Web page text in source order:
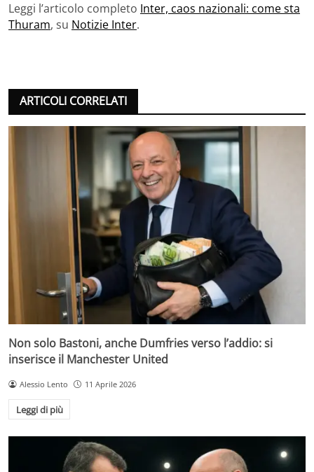
Leggi l’articolo completo Inter, caos nazionali: come sta
Thuram, su Notizie Inter.
ARTICOLI CORRELATI
Non solo Bastoni, anche Dumfries verso l’addio: si
inserisce il Manchester United
Alessio Lento 11 Aprile 2026
Leggi di più